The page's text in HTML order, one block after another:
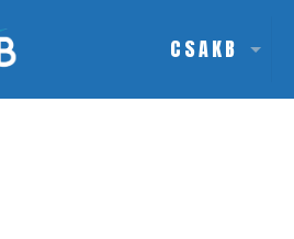
CSAKB